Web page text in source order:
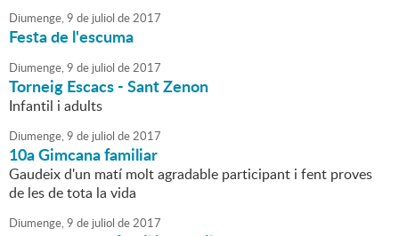
Diumenge,9 de juliol de2017
Festa de l'escuma
Diumenge,9 de juliol de2017
Torneig Escacs - Sant Zenon
Infantil i adults
Diumenge,9 de juliol de2017
10a Gimcana familiar
Gaudeix d'un matí molt agradable participant i fent proves
de les de tota la vida
Diumenge,9 de juliol de2017